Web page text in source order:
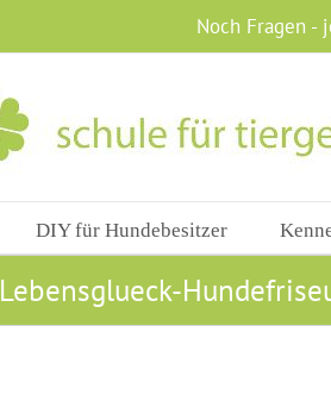
Noch Fragen -
DIY für Hundebesitzer
Lebensglueck-